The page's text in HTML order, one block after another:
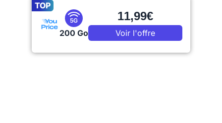
TOP
5G
200 Go
11,99€
Voir l'offre